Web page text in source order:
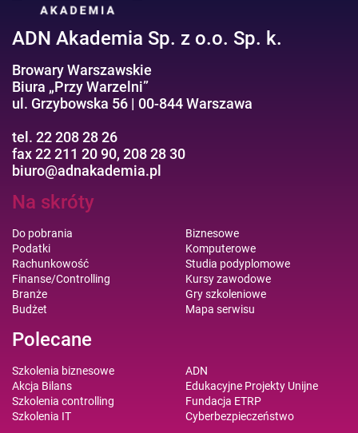
ADN Akademia Sp. z o.o. Sp. k.
Browary Warszawskie
Biura „Przy Warzelni”
ul. Grzybowska 56 | 00-844 Warszawa
tel. 22 208 28 26
fax 22 211 20 90, 208 28 30
biuro@adnakademia.pl
Na skróty
Do pobrania
Podatki
Rachunkowość
Finanse/Controlling
Branże
Budżet
Biznesowe
Komputerowe
Studia podyplomowe
Kursy zawodowe
Gry szkoleniowe
Mapa serwisu
Polecane
Szkolenia biznesowe
Akcja Bilans
Szkolenia controlling
Szkolenia IT
ADN
Edukacyjne Projekty Unijne
Fundacja ETRP
Cyberbezpieczeństwo